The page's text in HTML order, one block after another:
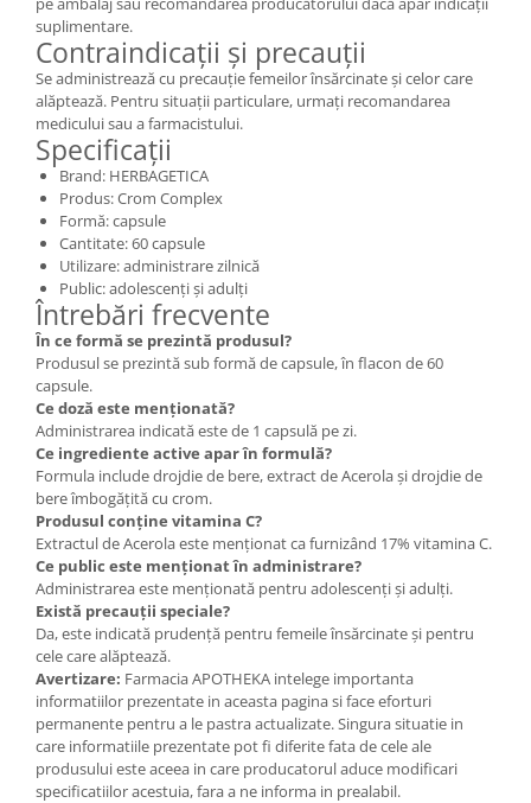
suplimentare.
Contraindicații și precauții
Se administrează cu precauție femeilor însărcinate și celor care
alăptează. Pentru situații particulare, urmați recomandarea
medicului sau a farmacistului.
Specificații
Brand: HERBAGETICA
Produs: Crom Complex
Formă: capsule
Cantitate: 60 capsule
Utilizare: administrare zilnică
Public: adolescenți și adulți
Întrebări frecvente
În ce formă se prezintă produsul?
Produsul se prezintă sub formă de capsule, în flacon de 60
capsule.
Ce doză este menționată?
Administrarea indicată este de 1 capsulă pe zi.
Ce ingrediente active apar în formulă?
Formula include drojdie de bere, extract de Acerola și drojdie de
bere îmbogățită cu crom.
Produsul conține vitamina C?
Extractul de Acerola este menționat ca furnizând 17% vitamina C.
Ce public este menționat în administrare?
Administrarea este menționată pentru adolescenți și adulți.
Există precauții speciale?
Da, este indicată prudență pentru femeile însărcinate și pentru
cele care alăptează.
Avertizare: Farmacia APOTHEKA intelege importanta
informatiilor prezentate in aceasta pagina si face eforturi
permanente pentru a le pastra actualizate. Singura situatie in
care informatiile prezentate pot fi diferite fata de cele ale
produsului este aceea in care producatorul aduce modificari
specificatiilor acestuia, fara a ne informa in prealabil.